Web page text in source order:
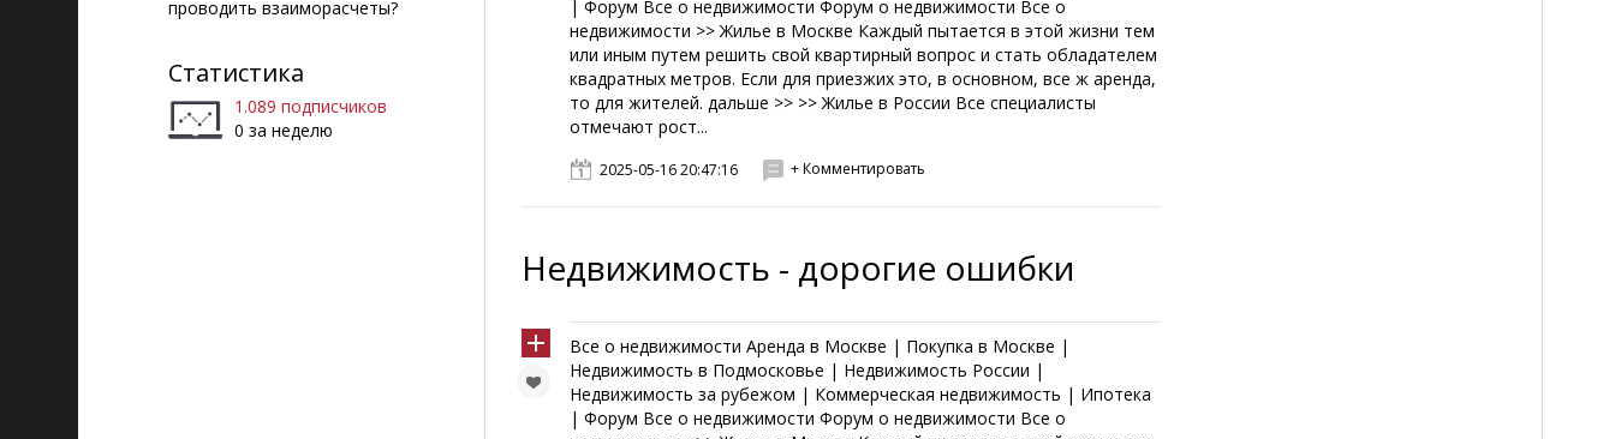
проводить взаиморасчеты?
Статистика
1.089 подписчиков
0 за неделю
| Форум Все о недвижимости Форум о недвижимости Все о
недвижимости >> Жилье в Москве Каждый пытается в этой жизни тем
или иным путем решить свой квартирный вопрос и стать обладателем
квадратных метров. Если для приезжих это, в основном, все ж аренда,
то для жителей. дальше >> >> Жилье в России Все специалисты
отмечают рост...
2025-05-16 20:47:16 + Комментировать
Недвижимость - дорогие ошибки
Все о недвижимости Аренда в Москве | Покупка в Москве |
Недвижимость в Подмосковье | Недвижимость России |
Недвижимость за рубежом | Коммерческая недвижимость | Ипотека
| Форум Все о недвижимости Форум о недвижимости Все о